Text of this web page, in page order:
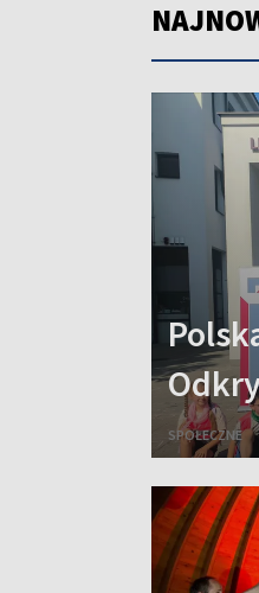
SPOŁECZNE